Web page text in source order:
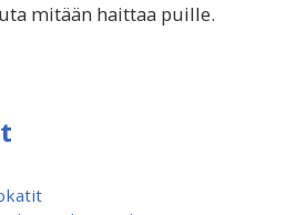
mitään haittaa puille.